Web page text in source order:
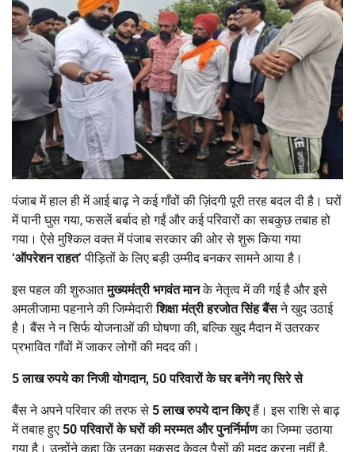
पंजाब में हाल ही में आई बाढ़ ने कई गाँवों की ज़िंदगी पूरी तरह बदल दी है। घरों
में पानी घुस गया, फसलें बर्बाद हो गईं और कई परिवारों का सबकुछ तबाह हो
गया। ऐसे मुश्किल वक्त में पंजाब सरकार की ओर से शुरू किया गया
‘ऑपरेशन राहत’ पीड़ितों के लिए बड़ी उम्मीद बनकर सामने आया है।
इस पहल की शुरुआतमुख्यमंत्री भगवंत मानके नेतृत्व में की गई है और इसे
अमलीजामा पहनाने की जिम्मेदारीशिक्षा मंत्री हरजोत सिंह बैंसने खुद उठाई
है। बैंस ने न सिर्फ योजनाओं की घोषणा की, बल्कि खुद मैदान में उतरकर
प्रभावित गाँवों में जाकर लोगों की मदद की।
5लाख रुपये का निजी योगदान, 50परिवारों के घर बनेंगे नए सिरे से
बैंस ने अपने परिवार की तरफ से 5लाख रुपये दान किएहैं। इस राशि से बाढ़
में तबाह हुए 50परिवारों के घरों की मरम्मत और पुनर्निर्माणका जिम्मा उठाया
गया है। उन्होंने कहा कि उनका मकसद केवल पैसों की मदद करना नहीं है,